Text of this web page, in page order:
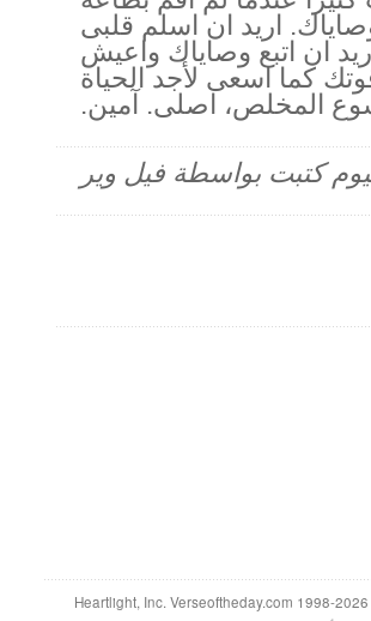
اريد ان اسلم قلبى
ان اتبع وصاياك واعيش
كما اسعى لأجد الحياة
المخلص، اصلى. آمين.
كتبت بواسطة فيل وير